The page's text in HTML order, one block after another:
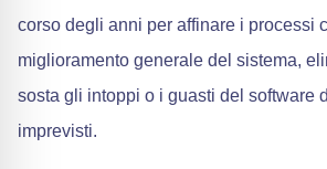
corso degli anni per affinare i processi
miglioramento generale del sistema,
sosta gli intoppi o i guasti del software
imprevisti.